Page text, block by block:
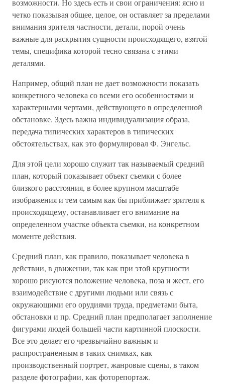
возможности. Но здесь есть и свои ограничения: ясно и
четко показывая общее, целое, он оставляет за пределами
внимания зрителя частности, детали, порой очень
важные для раскрытия сущности происходящего, взятой
темы, специфика которой тесно связана с этими
деталями.
Например, общий план не дает возможности показать
конкретного человека со всеми его особенностями и
характерными чертами, действующего в определенной
обстановке. Здесь важна индивидуализация образа,
передача типических характеров в типических
обстоятельствах, как это формулировал Ф. Энгельс.
Для этой цели хорошо служит так называемый средний
план, который показывает объект съемки с более
близкого расстояния, в более крупном масштабе
изображения и тем самым как бы приближает зрителя к
происходящему, останавливает его внимание на
определенном участке объекта съемки, на конкретном
моменте действия.
Средний план, как правило, показывает человека в
действии, в движении, так как при этой крупности
хорошо рисуются положение человека, поза и жест, его
взаимодействие с другими людьми или связь с
окружающими его орудиями труда, предметами быта,
обстановки и пр. Средний план предполагает заполнение
фигурами людей большей части картинной плоскости.
Все это делает его чрезвычайно важным и
распространенным в таких снимках, как
производственный портрет, жанровые сцены, в таком
разделе фотографии, как фоторепортаж.